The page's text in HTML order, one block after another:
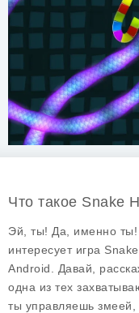
Что такое Snake
Эй, ты! Да, именно ты!
интересует игра
Android. Давай,
одна из тех
ты управляешь змеей,